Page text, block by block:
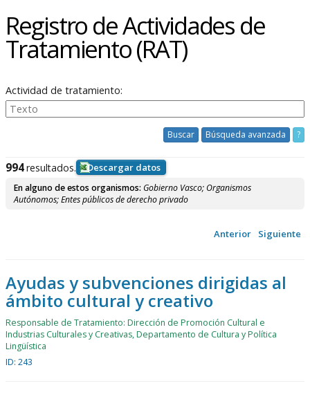
Registro de Actividades de
Tratamiento (RAT)
Actividad de tratamiento:
Buscar Búsqueda avanzada ?
994resultados. Descargar datos
En alguno de estos organismos: Gobierno Vasco; Organismos
Autónomos; Entes públicos de derecho privado
Anterior Siguiente
Ayudas y subvenciones dirigidas al
ámbito cultural y creativo
Responsable de Tratamiento: Dirección de Promoción Cultural e
Industrias Culturales y Creativas, Departamento de Cultura y Política
Lingüística
ID: 243